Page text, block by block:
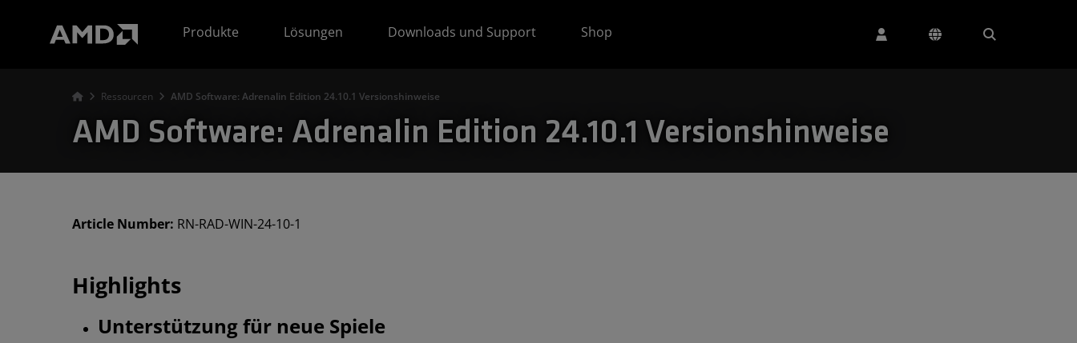
Produkte
Lösungen Downloads und Support Shop
Ressourcen AMD Software: Adrenalin Edition 24.10.1 Versionshinweise
AMD Software: Adrenalin Edition 24.10.1 Versionshinweise
Article Number: RN-RAD-WIN-24-10-1
Highlights
Unterstützung für neue Spiele